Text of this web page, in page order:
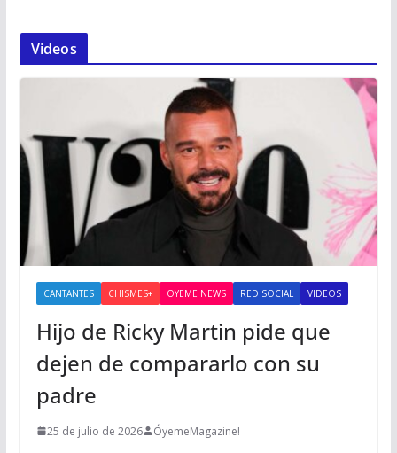
Videos
CANTANTES CHISMES+ OYEME NEWS RED SOCIAL VIDEOS
Hijo de Ricky Martin pide que
dejen de compararlo con su
padre
25 de julio de 2026 ÓyemeMagazine!